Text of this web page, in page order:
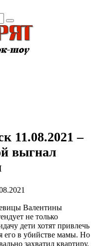
11.08.2021 –
выгнал
Валентины
не только
дети хотят привлечь
его в убийстве мамы. Но
захватил квартиру,